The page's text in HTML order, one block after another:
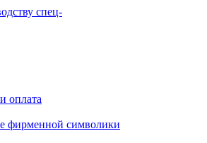
оплата
фирменной символики